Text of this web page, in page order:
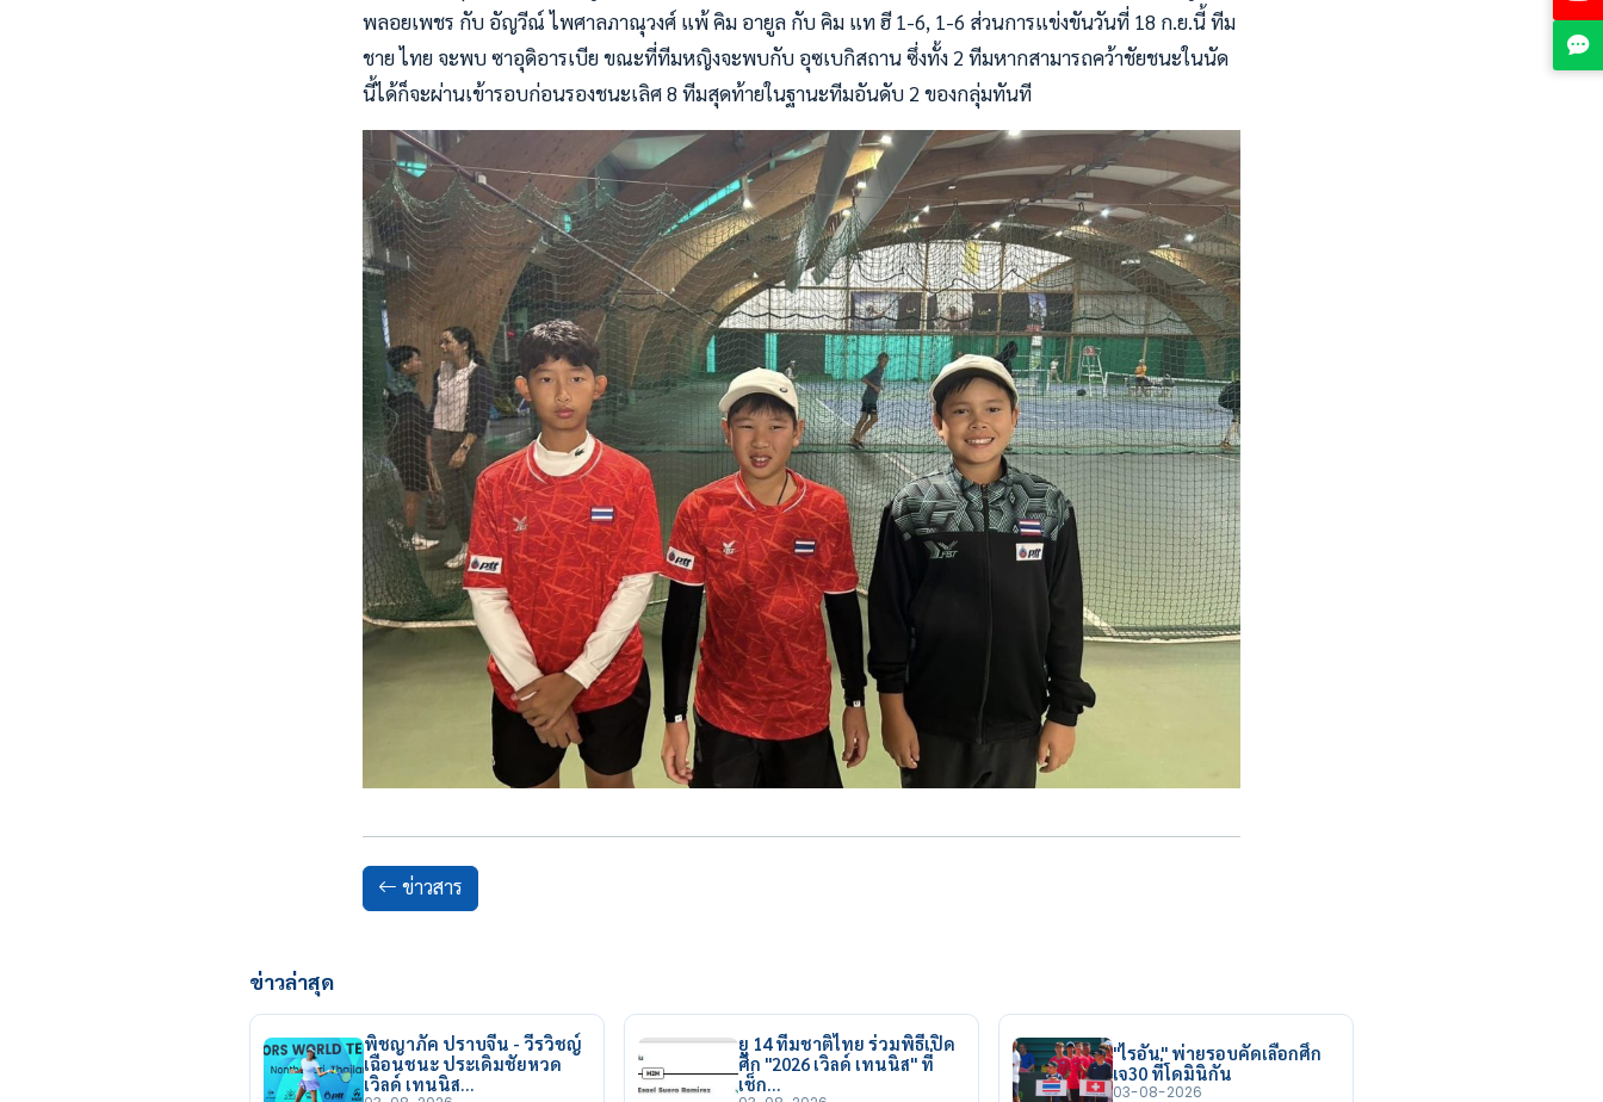
พลอยเพชร กับ อัญวีณ์ ไพศาลภาณุวงศ์ แพ้ คิม อายูล กับ คิม แท ฮี 1-6, 1-6 ส่วนการแข่งขันวันที่ 18 ก.ย.นี้ ทีม
ชาย ไทย จะพบ ซาอุดิอารเบีย ขณะที่ทีมหญิงจะพบกับ อุซเบกิสถาน ซึ่งทั้ง 2 ทีมหากสามารถคว้าชัยชนะในนัด
นี้ได้ก็จะผ่านเข้ารอบก่อนรองชนะเลิศ 8 ทีมสุดท้ายในฐานะทีมอันดับ 2 ของกลุ่มทันที
ข่าวสาร
ข่าวล่าสุด
พิชญาภัค ปราบจีน - วีรวิชญ์
เฉือนชนะ ประเดิมชัยหวด
เวิลด์ เทนนิส…
ยู 14 ทีมชาติไทย ร่วมพิธีเปิด
ศึก "2026 เวิลด์ เทนนิส" ที่
เช็ก…
"ไรอัน" พ่ายรอบคัดเลือกศึก
เจ30 ที่โดมินิกัน
03-08-2026